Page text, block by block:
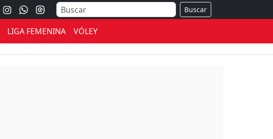
Buscar
LIGA FEMENINA VÓLEY